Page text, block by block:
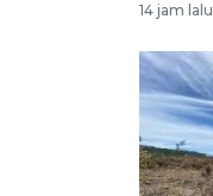
14 jam lalu